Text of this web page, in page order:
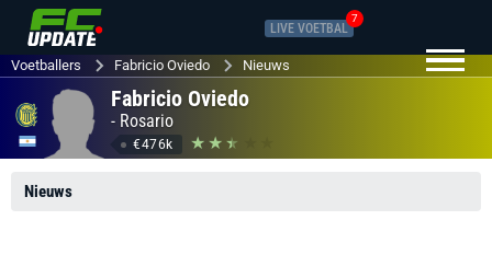
LIVE VOETBAL
7
Voetballers Fabricio Oviedo Nieuws
Fabricio Oviedo
- Rosario
€476k
Nieuws